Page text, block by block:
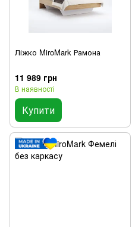
Ліжко MiroMark Рамона
11 989 грн
В наявності
Купити